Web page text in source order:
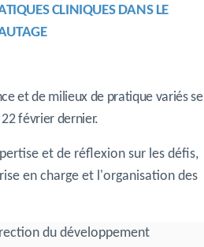
CLINIQUESDANS LE
et de milieux de pratique variés se
22 février dernier.
et de réflexion sur les défis,
en charge et l'organisation des
du développement